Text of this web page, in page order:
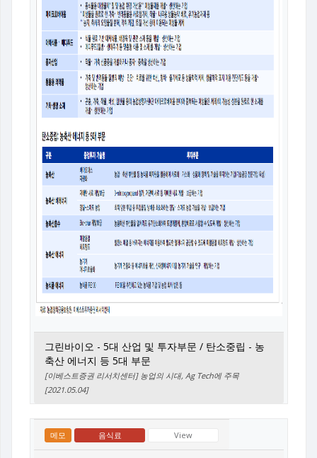
그린바이오 - 5대 산업 및 투자부문 / 탄소중립 - 농
축산 에너지 등 5대 부문
[이베스트증권 리서치센터] 농업의 시대, Ag Tech에 주목
[2021.05.04]
메모 음식료 View